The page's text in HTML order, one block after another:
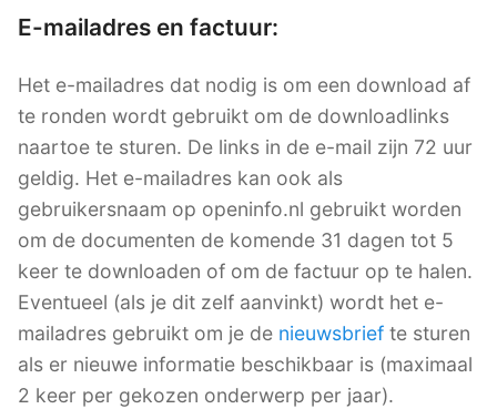
E-mailadres en factuur:
Het e-mailadres dat nodig is om een download af
te ronden wordt gebruikt om de downloadlinks
naartoe te sturen. De links in de e-mail zijn 72 uur
geldig. Het e-mailadres kan ook als
gebruikersnaam op openinfo.nl gebruikt worden
om de documenten de komende 31 dagen tot 5
keer te downloaden of om de factuur op te halen.
Eventueel (als je dit zelf aanvinkt) wordt het e-
mailadres gebruikt om je de nieuwsbrief te sturen
als er nieuwe informatie beschikbaar is (maximaal
2 keer per gekozen onderwerp per jaar).